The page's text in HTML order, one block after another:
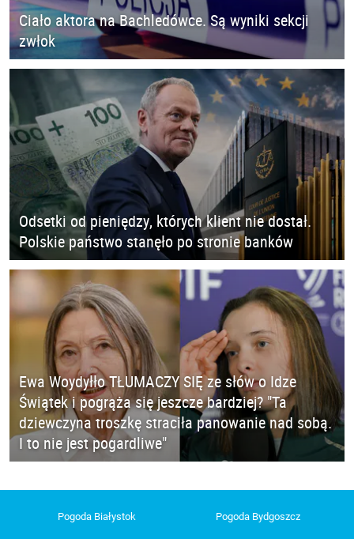
Ciało aktora na Bachledówce. Są wyniki sekcji
zwłok
Odsetki od pieniędzy, których klient nie dostał.
Polskie państwo stanęło po stronie banków
Ewa Woydyłło TŁUMACZY SIĘ ze słów o Idze
Świątek i pogrąża się jeszcze bardziej? "Ta
dziewczyna troszkę straciła panowanie nad sobą.
I to nie jest pogardliwe"
Pogoda Białystok Pogoda Bydgoszcz